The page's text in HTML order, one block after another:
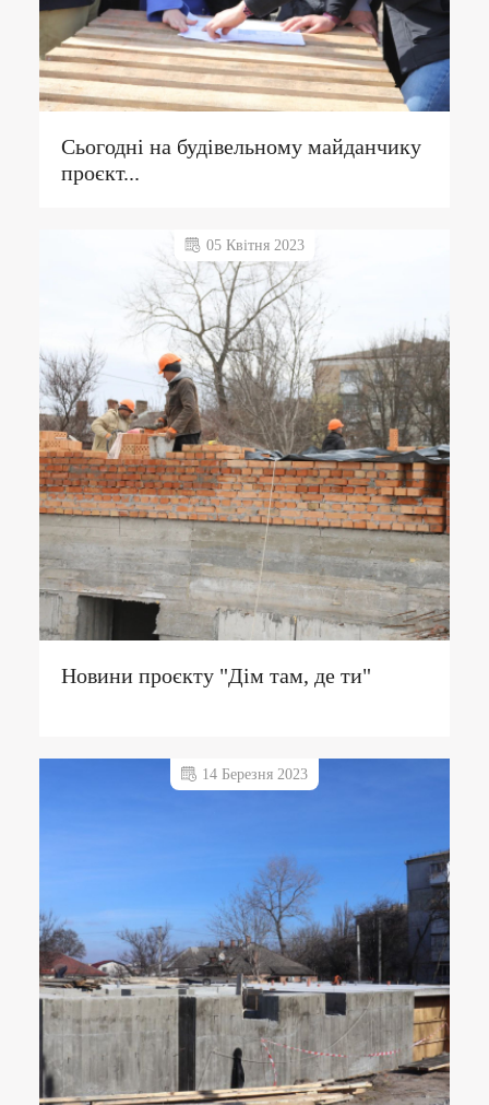
Сьогодні на будівельному майданчику
проєкт...
Новини проєкту "Дім там, де ти"
05 Квітня 2023
14 Березня 2023